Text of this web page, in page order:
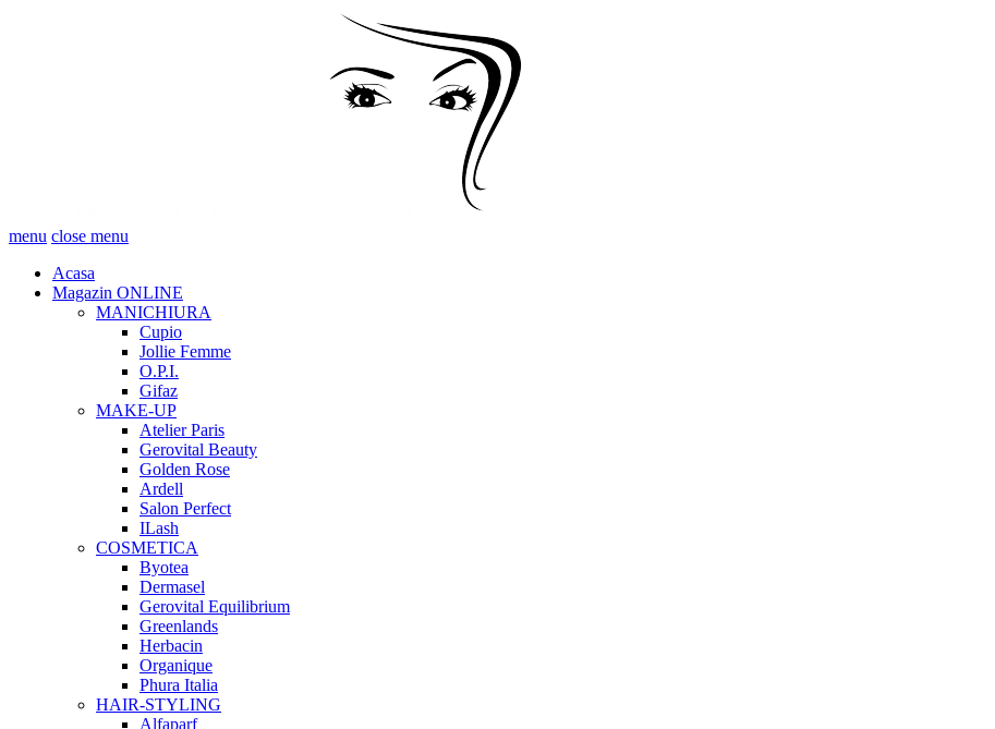
menu close menu
Acasa
Magazin ONLINE
MANICHIURA
Cupio
Jollie Femme
O.P.I.
Gifaz
MAKE-UP
Atelier Paris
Gerovital Beauty
Golden Rose
Ardell
Salon Perfect
ILash
COSMETICA
Byotea
Dermasel
Gerovital Equilibrium
Greenlands
Herbacin
Organique
Phura Italia
HAIR-STYLING
Alfaparf